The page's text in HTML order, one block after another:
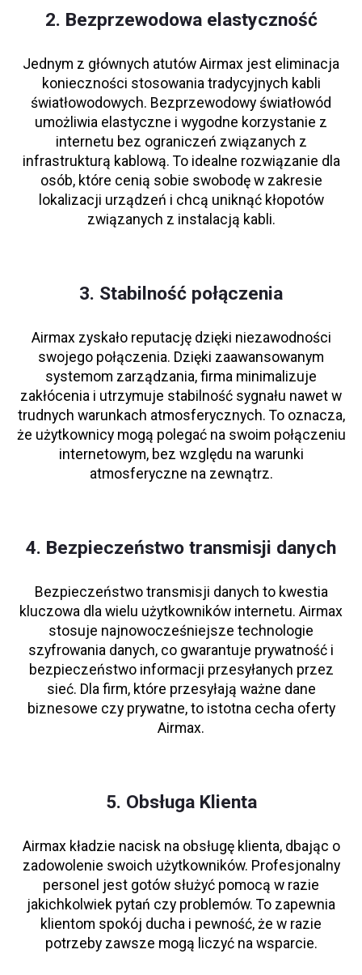
2. Bezprzewodowa elastyczność
Jednym z głównych atutów Airmax jest eliminacja
konieczności stosowania tradycyjnych kabli
światłowodowych. Bezprzewodowy światłowód
umożliwia elastyczne i wygodne korzystanie z
internetu bez ograniczeń związanych z
infrastrukturą kablową. To idealne rozwiązanie dla
osób, które cenią sobie swobodę w zakresie
lokalizacji urządzeń i chcą uniknąć kłopotów
związanych z instalacją kabli.
3. Stabilność połączenia
Airmax zyskało reputację dzięki niezawodności
swojego połączenia. Dzięki zaawansowanym
systemom zarządzania, firma minimalizuje
zakłócenia i utrzymuje stabilność sygnału nawet w
trudnych warunkach atmosferycznych. To oznacza,
że użytkownicy mogą polegać na swoim połączeniu
internetowym, bez względu na warunki
atmosferyczne na zewnątrz.
4. Bezpieczeństwo transmisji danych
Bezpieczeństwo transmisji danych to kwestia
kluczowa dla wielu użytkowników internetu. Airmax
stosuje najnowocześniejsze technologie
szyfrowania danych, co gwarantuje prywatność i
bezpieczeństwo informacji przesyłanych przez
sieć. Dla firm, które przesyłają ważne dane
biznesowe czy prywatne, to istotna cecha oferty
Airmax.
5. Obsługa Klienta
Airmax kładzie nacisk na obsługę klienta, dbając o
zadowolenie swoich użytkowników. Profesjonalny
personel jest gotów służyć pomocą w razie
jakichkolwiek pytań czy problemów. To zapewnia
klientom spokój ducha i pewność, że w razie
potrzeby zawsze mogą liczyć na wsparcie.